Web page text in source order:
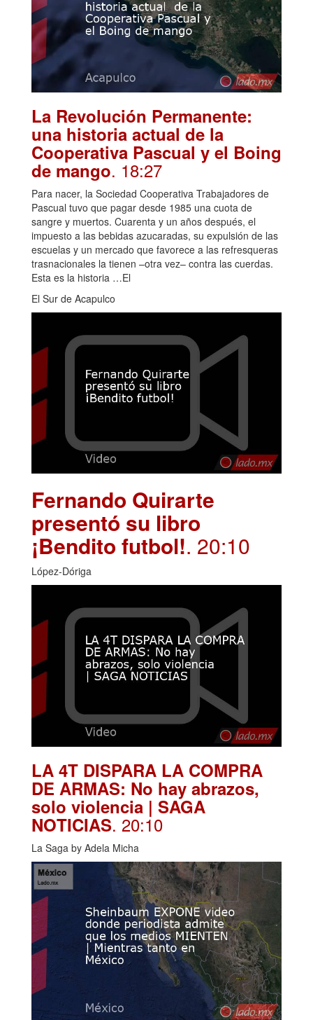
La Revolución Permanente:
una historia actual de la
Cooperativa Pascual y el Boing
de mango. 18:27
Para nacer, la Sociedad Cooperativa Trabajadores de
Pascual tuvo que pagar desde 1985 una cuota de
sangre y muertos. Cuarenta y un años después, el
impuesto a las bebidas azucaradas, su expulsión de las
escuelas y un mercado que favorece a las refresqueras
trasnacionales la tienen –otra vez– contra las cuerdas.
Esta es la historia …El
El Sur de Acapulco
Fernando Quirarte
presentó su libro
¡Bendito futbol!. 20:10
López-Dóriga
LA 4T DISPARA LA COMPRA
DE ARMAS: No hay abrazos,
solo violencia | SAGA
NOTICIAS. 20:10
La Saga by Adela Micha